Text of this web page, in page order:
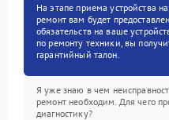
На этапе приема устройства
ремонт вам будет
обязательств на ваше
по ремонту техники, вы
гарантийный талон.
Я уже знаю в чем
ремонт необходим. Для чего
диагностику?